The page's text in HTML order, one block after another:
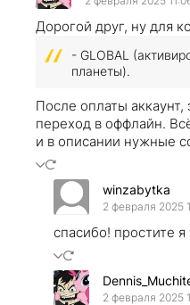
Дорогой друг, ну для
- GLOBAL
планеты).
После оплаты аккаунт,
переход в оффлайн.
и в описании нужные
winzabytka
2 февраля 2025
спасибо! простите я
2 февраля 2025